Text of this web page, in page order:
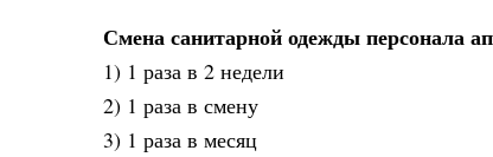
Смена санитарной одежды персонала
1) 1 раза в 2 недели
2) 1 раза в смену
3) 1 раза в месяц